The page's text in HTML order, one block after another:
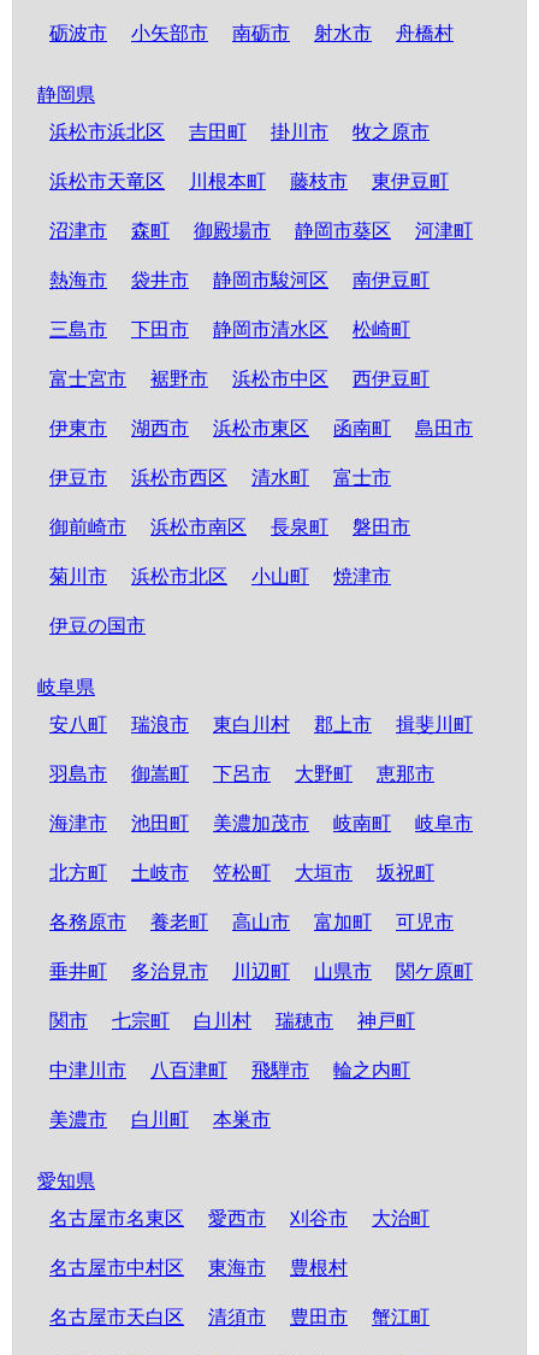
砺波市 小矢部市 南砺市 射水市 舟橋村
静岡県
浜松市浜北区
吉田町 掛川市 牧之原市
浜松市天竜区 川根本町 藤枝市 東伊豆町
沼津市 森町 御殿場市 静岡市葵区 河津町
熱海市 袋井市 静岡市駿河区 南伊豆町
三島市 下田市 静岡市清水区 松崎町
富士宮市 裾野市 浜松市中区 西伊豆町
伊東市 湖西市 浜松市東区 函南町 島田市
伊豆市 浜松市西区 清水町 富士市
御前崎市 浜松市南区 長泉町 磐田市
菊川市 浜松市北区 小山町 焼津市
伊豆の国市
岐阜県
安八町
瑞浪市 東白川村 郡上市 揖斐川町
羽島市 御嵩町 下呂市 大野町 恵那市
海津市 池田町 美濃加茂市 岐南町 岐阜市
北方町 土岐市 笠松町 大垣市 坂祝町
各務原市 養老町 高山市 富加町 可児市
垂井町 多治見市 川辺町 山県市 関ケ原町
関市 七宗町 白川村 瑞穂市 神戸町
中津川市 八百津町 飛騨市 輪之内町
美濃市 白川町 本巣市
愛知県
名古屋市名東区
愛西市 刈谷市 大治町
名古屋市中村区 東海市 豊根村
名古屋市天白区 清須市 豊田市 蟹江町